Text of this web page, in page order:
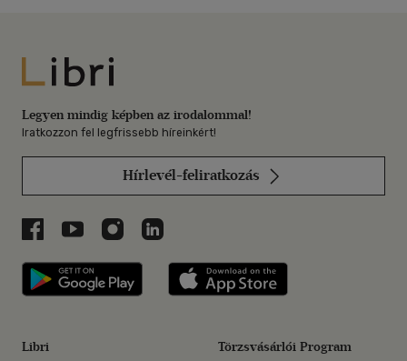
Libri
Legyen mindig képben az irodalommal!
Iratkozzon fel legfrissebb híreinkért!
Hírlevél-feliratkozás
Libri a Facebookon
Libri a Youtube-on
Libri az Instagramon
Libri a LinkedInen
Libri applikáció Szerezd meg: Google
Libri Törzsvásárlói Program